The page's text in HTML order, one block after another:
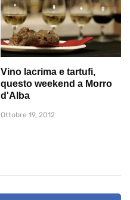
Vino lacrima e tartufi,
questo weekend a Morro
d'Alba
Ottobre 19, 2012